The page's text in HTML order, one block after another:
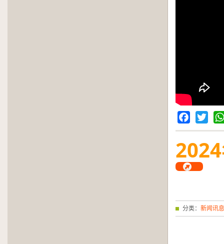
Facebook
Twitter
2024
分类： 新闻讯息